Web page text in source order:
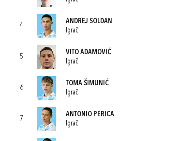
4
ANDREJ SOLDAN
Igrač
5
VITO ADAMOVIĆ
Igrač
6
TOMA ŠIMUNIĆ
Igrač
7
ANTONIO PERICA
Igrač